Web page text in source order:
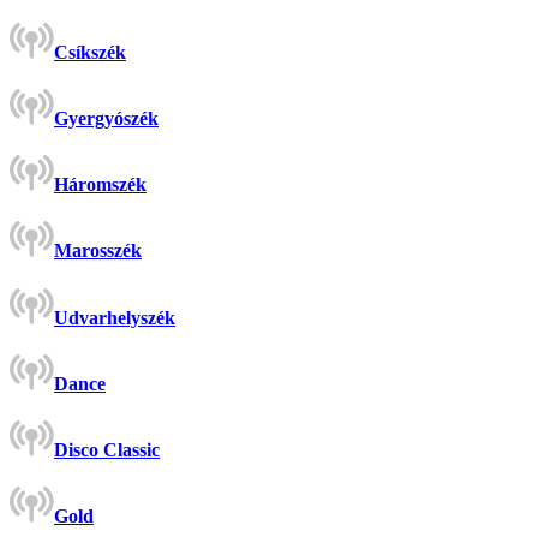
Csíkszék
Gyergyószék
Háromszék
Marosszék
Udvarhelyszék
Dance
Disco Classic
Gold